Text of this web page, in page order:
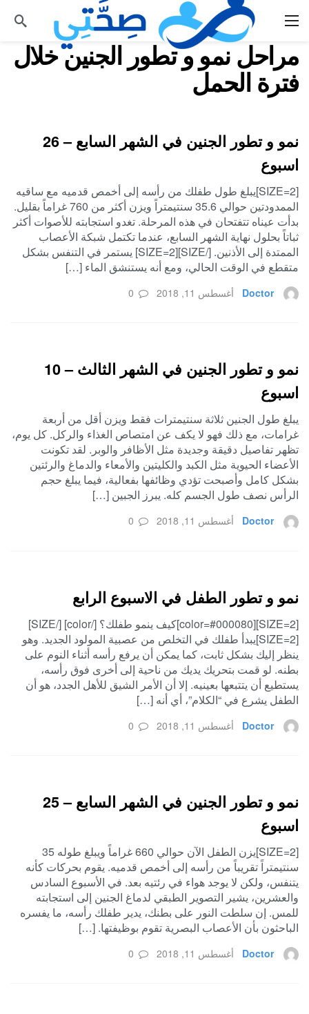
مراحل نمو و تطور الجنين خلال
فترة الحمل
نمو و تطور الجنين في الشهر السابع – 26
اسبوع
[SIZE=2]يبلغ طول طفلك من رأسه إلى أخمص قدميه مع ساقيه
الممدودتين حوالي 35.6 سنتيمتراً ويزن أكثر من 760 غراماً بقليل.
بدأت عيناه تتفتحان في هذه المرحلة. تغدو استجابته للأصوات أكثر
ثباتاً بحلول نهاية الشهر السابع، عندما تكتمل شبكة الأعصاب
الممتدة إلى الأذنين. [/SIZE][SIZE=2] يستمر في التنفس بشكل
متقطع في الوقت الحالي، ومع أنه يستنشق الماء […]
Doctor أغسطس 11, 2018 0
نمو و تطور الجنين في الشهر الثالث – 10
اسبوع
يبلغ طول الجنين ثلاثة سنتيمترات فقط ويزن أقل من أربعة
غرامات، مع ذلك فهو لا يكف عن امتصاص الغذاء والركل. كل يوم،
تظهر تفاصيل دقيقة وجديدة مثل الأظافر والوبر. لقد تكونت
الأعضاء الحيوية مثل الكبد والكليتين والأمعاء والدماغ والرئتين
بشكل كامل وأصبحت تؤدي وظائفها بفعالية، فيما يبلغ حجم
الرأس نصف طول الجسم كله. يبرز الجبين […]
Doctor أغسطس 11, 2018 0
نمو و تطور الطفل في الاسبوع الرابع
[SIZE=2][color=#000080]كيف ينمو طفلك؟ [/color] [/SIZE]
[SIZE=2]يبدأ طفلك في التخلص من عصبية المولود الجديد. وهو
ينظر إليك بشكل ثابت، كما يمكن أن يرفع رأسه أثناء النوم على
بطنه. لو قمت بتحريك يديك من ناحية إلى أخرى فوق رأسه،
يستطيع أن يتتبعها بعينيه. إلا أن الأمر الشيق للأهل الجدد، هو أن
الطفل يشرع في “الكلام”، أي أنه […]
Doctor أغسطس 11, 2018 0
نمو و تطور الجنين في الشهر السابع – 25
اسبوع
[SIZE=2]يزن الطفل الآن حوالي 660 غراماً ويبلغ طوله 35
سنتيمتراً تقريباً من رأسه إلى أخمص قدميه. يقوم بحركات كأنه
يتنفس، ولكن لا يوجد هواء في رئتيه بعد. في الأسبوع السادس
والعشرين، يشير التصوير الطبقي لدماغ الجنين إلى استجابته
للمس. إن سلطت النور على بطنك، يدير طفلك رأسه، ما يفسره
الباحثون بأن الأعصاب البصرية تقوم بوظيفتها. […]
Doctor أغسطس 11, 2018 0